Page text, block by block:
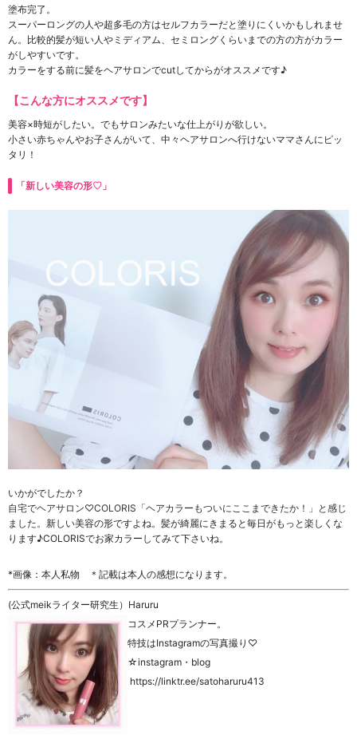
塗布完了。
スーパーロングの人や超多毛の方はセルフカラーだと塗りにくいかもしれませ
ん。比較的髪が短い人やミディアム、セミロングくらいまでの方の方がカラー
がしやすいです。
カラーをする前に髪をヘアサロンでcutしてからがオススメです♪
【こんな方にオススメです】
美容×時短がしたい。でもサロンみたいな仕上がりが欲しい。
小さい赤ちゃんやお子さんがいて、中々ヘアサロンへ行けないママさんにピッ
タリ！
「新しい美容の形♡」
いかがでしたか？
自宅でヘアサロン♡COLORIS 「ヘアカラーもついにここまできたか！」と感じ
ました。 新しい美容の形ですよね。髪が綺麗にきまると毎日がもっと楽しくな
ります♪COLORISでお家カラーしてみて下さいね。
*画像：本人私物 ＊記載は本人の感想になります。
(公式meikライター研究生）Haruru
コスメPRプランナー。
特技はInstagramの写真撮り♡
☆instagram・blog
https://linktr.ee/satoharuru413